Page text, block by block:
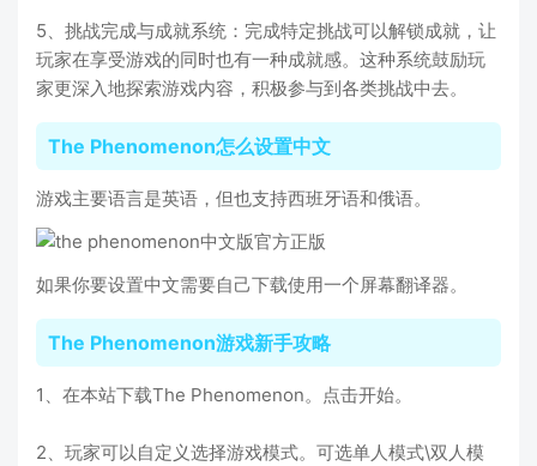
5、挑战完成与成就系统：完成特定挑战可以解锁成就，让
玩家在享受游戏的同时也有一种成就感。这种系统鼓励玩
家更深入地探索游戏内容，积极参与到各类挑战中去。
The Phenomenon怎么设置中文
游戏主要语言是英语，但也支持西班牙语和俄语。
如果你要设置中文需要自己下载使用一个屏幕翻译器。
The Phenomenon游戏新手攻略
1、在本站下载The Phenomenon。点击开始。
2、玩家可以自定义选择游戏模式。可选单人模式\双人模